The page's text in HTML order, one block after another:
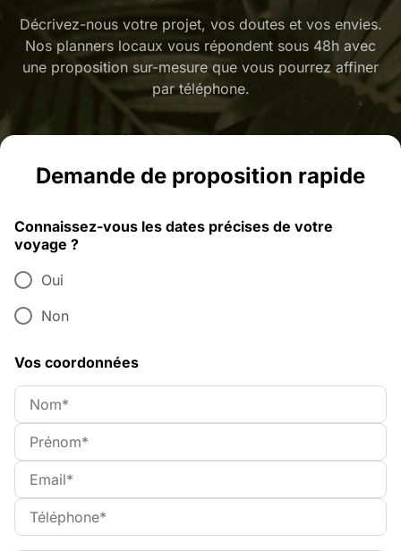
Décrivez-nous votre projet, vos doutes et vos envies.
Nos planners locaux vous répondent sous 48h avec
une proposition sur-mesure que vous pourrez affiner
par téléphone.
Demande de proposition rapide
Connaissez-vous les dates précises de votre
voyage ?
Oui
Non
Vos coordonnées